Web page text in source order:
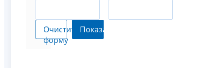
Очистить
форму
Показать